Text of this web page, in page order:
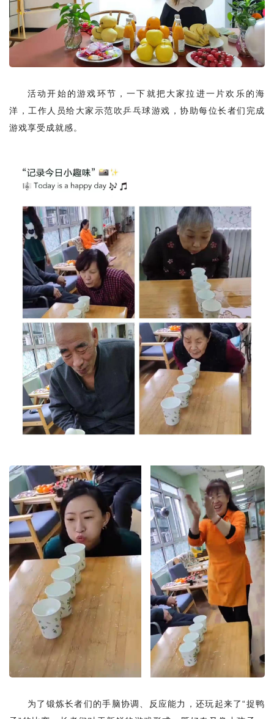
活动开始的游戏环节，一下就把大家拉进一片欢乐的海
洋，工作人员给大家示范吹乒乓球游戏，协助每位长者们完成
游戏享受成就感。
为了锻炼长者们的手脑协调、反应能力，还玩起来了“捉鸭